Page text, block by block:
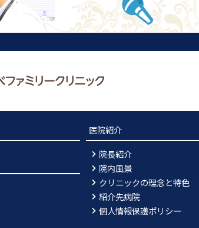
医院紹介
院長紹介
院内風景
クリニックの理念と特色
紹介先病院
個人情報保護ポリシー